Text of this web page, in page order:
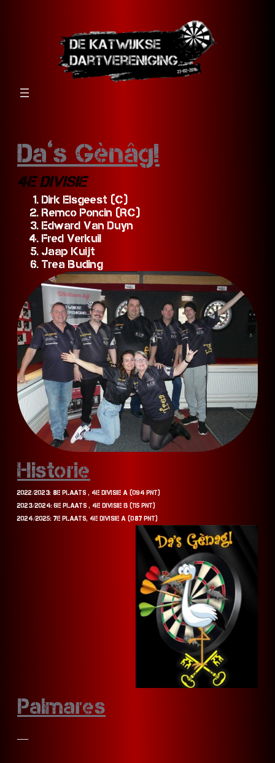
Da’s Gènâg!
4E DIVISIE
Dirk Elsgeest (C)
Remco Poncin (RC)
Edward Van Duyn
Fred Verkuil
Jaap Kuijt
Trea Buding
Historie
2022/2023: 8E PLAATS , 4E DIVISIE A (094 PNT)​
2023/2024: 6E PLAATS , 4E DIVISIE B (115 PNT)​
2024/2025: 7E PLAATS, 4E DIVISIE A (087 PNT)​
Palmares
—